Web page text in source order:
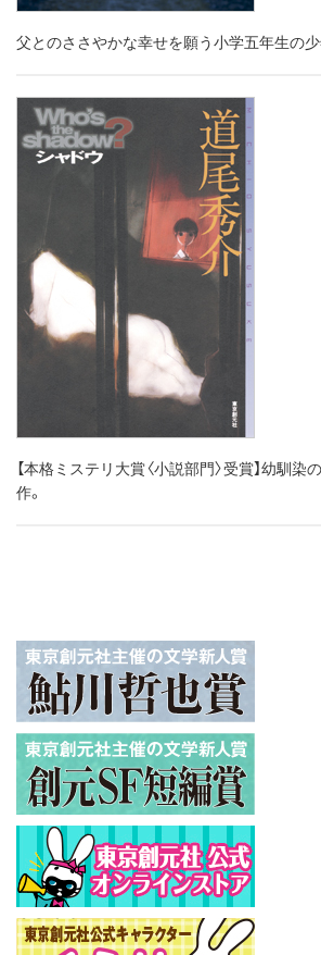
父とのささやかな幸せを願う小学五年生の
【本格ミステリ大賞〈小説部門〉受賞】幼
作。